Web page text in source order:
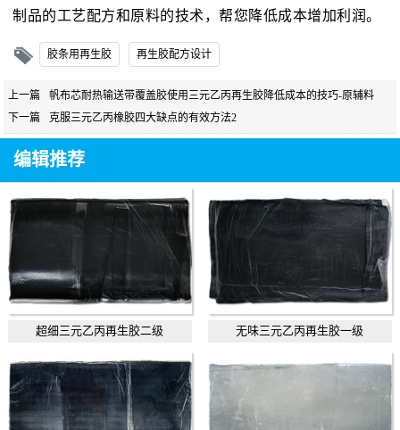
制品的工艺配方和原料的技术，帮您降低成本增加利润。
胶条用再生胶 再生胶配方设计
上一篇
帆布芯耐热输送带覆盖胶使用三元乙丙再生胶降低成本的技巧-原辅料
下一篇
克服三元乙丙橡胶四大缺点的有效方法2
编辑推荐
超细三元乙丙再生胶二级 无味三元乙丙再生胶一级